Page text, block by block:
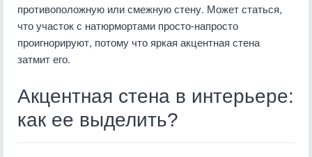
противоположную или смежную стену. Может статься,
что участок с натюрмортами просто-напросто
проигнорируют, потому что яркая акцентная стена
затмит его.
Акцентная стена в интерьере:
как ее выделить?